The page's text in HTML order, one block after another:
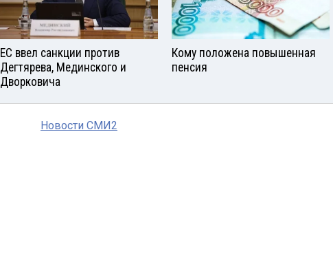
ЕС ввел санкции против
Дегтярева, Мединского и
Дворковича
Кому положена повышенная
пенсия
Новости СМИ2